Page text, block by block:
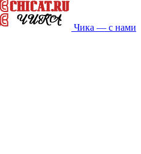
Чика — с нами